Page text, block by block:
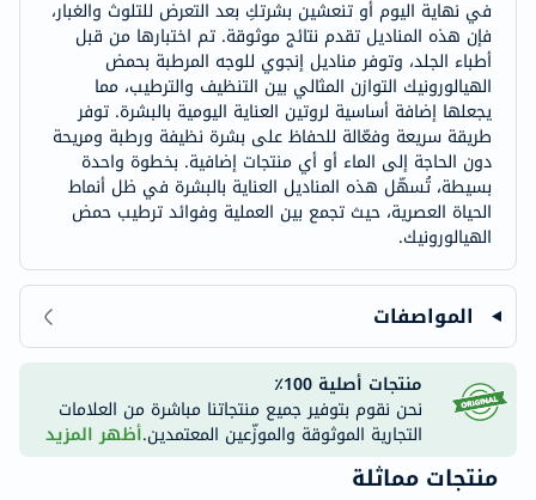
في نهاية اليوم أو تنعشين بشرتكِ بعد التعرض للتلوث والغبار،
فإن هذه المناديل تقدم نتائج موثوقة. تم اختبارها من قبل
أطباء الجلد، وتوفر مناديل إنجوي للوجه المرطبة بحمض
الهيالورونيك التوازن المثالي بين التنظيف والترطيب، مما
يجعلها إضافة أساسية لروتين العناية اليومية بالبشرة. توفر
طريقة سريعة وفعّالة للحفاظ على بشرة نظيفة ورطبة ومريحة
دون الحاجة إلى الماء أو أي منتجات إضافية. بخطوة واحدة
بسيطة، تُسهّل هذه المناديل العناية بالبشرة في ظل أنماط
الحياة العصرية، حيث تجمع بين العملية وفوائد ترطيب حمض
الهيالورونيك.
المواصفات
منتجات أصلية 100٪
نحن نقوم بتوفير جميع منتجاتنا مباشرة من العلامات
التجارية الموثوقة والموزّعين المعتمدين.أظهر المزيد
منتجات مماثلة